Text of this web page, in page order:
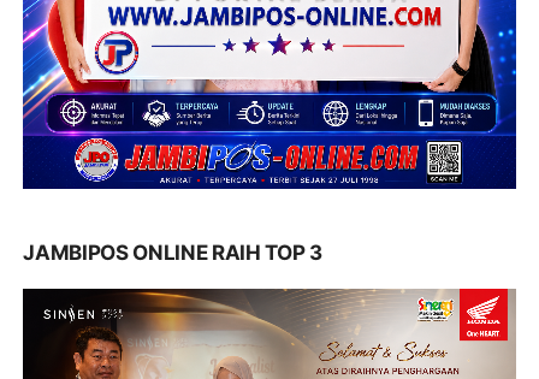
JAMBIPOS ONLINE RAIH TOP 3